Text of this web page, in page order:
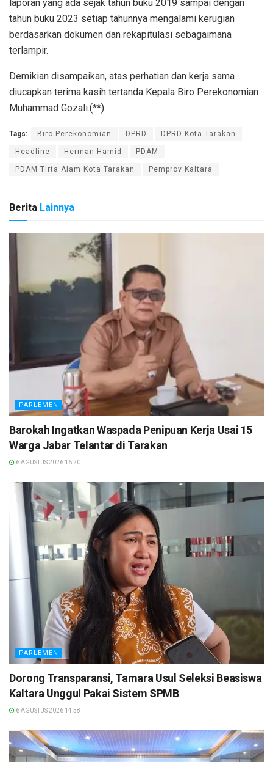
laporan yang ada sejak tahun buku 2019 sampai dengan
tahun buku 2023 setiap tahunnya mengalami kerugian
berdasarkan dokumen dan rekapitulasi sebagaimana
terlampir.
Demikian disampaikan, atas perhatian dan kerja sama
diucapkan terima kasih tertanda Kepala Biro Perekonomian
Muhammad Gozali.(**)
Tags: Biro Perekonomian DPRD DPRD Kota Tarakan
Headline Herman Hamid PDAM
PDAM Tirta Alam Kota Tarakan Pemprov Kaltara
Berita Lainnya
PARLEMEN
Barokah Ingatkan Waspada Penipuan Kerja Usai 15
Warga Jabar Telantar di Tarakan
6 AGUSTUS 2026 16:20
PARLEMEN
Dorong Transparansi, Tamara Usul Seleksi Beasiswa
Kaltara Unggul Pakai Sistem SPMB
6 AGUSTUS 2026 14:58